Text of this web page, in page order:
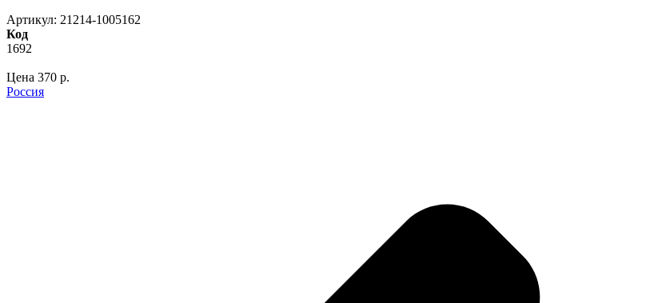
Артикул: 21214-1005162
Код
1692
Цена 370 p.
Россия